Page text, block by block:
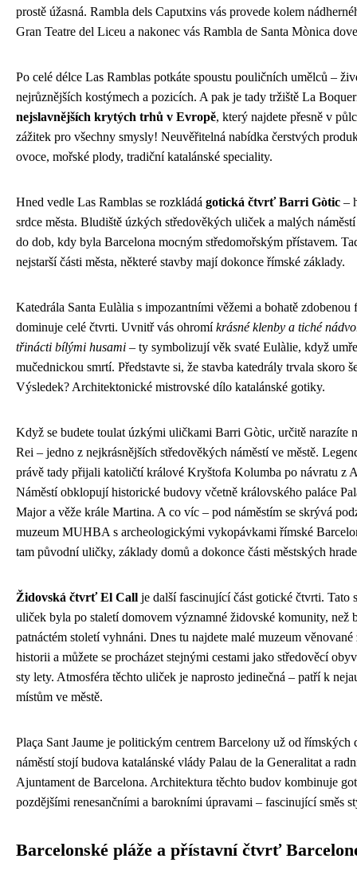
prostě úžasná. Rambla dels Caputxins vás provede kolem
Gran Teatre del Liceu a nakonec vás Rambla de Santa Mònica
Po celé délce Las Ramblas potkáte spoustu pouličních umělců –
nejrůznějších kostýmech a pozicích. A pak je tady tržiště La
nejslavnějších krytých trhů v Evropě, který najdete přesně v
zážitek pro všechny smysly! Neuvěřitelná nabídka čerstvých
ovoce, mořské plody, tradiční katalánské speciality.
Hned vedle Las Ramblas se rozkládá gotická čtvrť Barri Gòtic –
srdce města. Bludiště úzkých středověkých uliček a malých náměstí
do dob, kdy byla Barcelona mocným středomořským přístavem.
nejstarší části města, některé stavby mají dokonce římské základy.
Katedrála Santa Eulàlia s impozantními věžemi a bohatě zdobenou
dominuje celé čtvrti. Uvnitř vás ohromíkrásné klenby a tiché
třinácti bílými husami – ty symbolizují věk svaté Eulàlie, když
mučednickou smrtí. Představte si, že stavba katedrály trvala skoro
Výsledek? Architektonické mistrovské dílo katalánské gotiky.
Když se budete toulat úzkými uličkami Barri Gòtic, určitě narazíte
Rei – jedno z nejkrásnějších středověkých náměstí ve městě.
právě tady přijali katoličtí králové Kryštofa Kolumba po návratu z
Náměstí obklopují historické budovy včetně královského paláce
Major a věže krále Martina. A co víc – pod náměstím se skrývá
muzeum MUHBA s archeologickými vykopávkami římské
tam původní uličky, základy domů a dokonce části městských
Židovská čtvrť El Call je další fascinující část gotické čtvrti. Tato
uliček byla po staletí domovem významné židovské komunity, než
patnáctém století vyhnáni. Dnes tu najdete malé muzeum věnované
historii a můžete se procházet stejnými cestami jako středověcí
sty lety. Atmosféra těchto uliček je naprosto jedinečná – patří k
místům ve městě.
Plaça Sant Jaume je politickým centrem Barcelony už od římských
náměstí stojí budova katalánské vlády Palau de la Generalitat a
Ajuntament de Barcelona. Architektura těchto budov kombinuje
pozdějšími renesančními a barokními úpravami – fascinující směs
Barcelonské pláže a přístavní čtvrť